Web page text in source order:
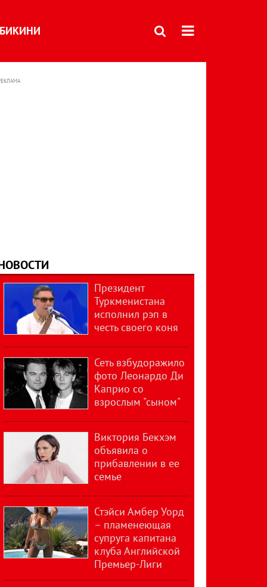
БИКИНИ
Президент
Туркменистана
исполнил рэп в
честь своего коня
Сеть взбудоражило
фото Леонардо Ди
Каприо со
взрослым "сыном"
Виктория Бекхэм
объявила о
прибавлении в ее
семье
Стэйси Амбер Уорд
– пламенеющая
супруга капитана
клуба Английской
Премьер-Лиги